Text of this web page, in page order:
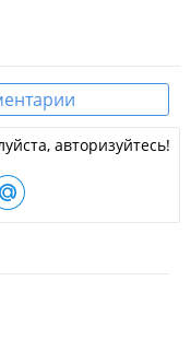
авторизуйтесь!